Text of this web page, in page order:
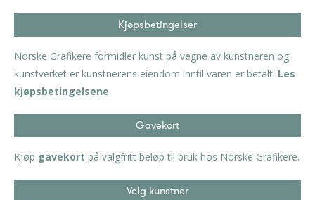
Kjøpsbetingelser
Norske Grafikere formidler kunst på vegne av kunstneren og
kunstverket er kunstnerens eiendom inntil varen er betalt. Les
kjøpsbetingelsene
Gavekort
Kjøp gavekort på valgfritt beløp til bruk hos Norske Grafikere.
Velg kunstner